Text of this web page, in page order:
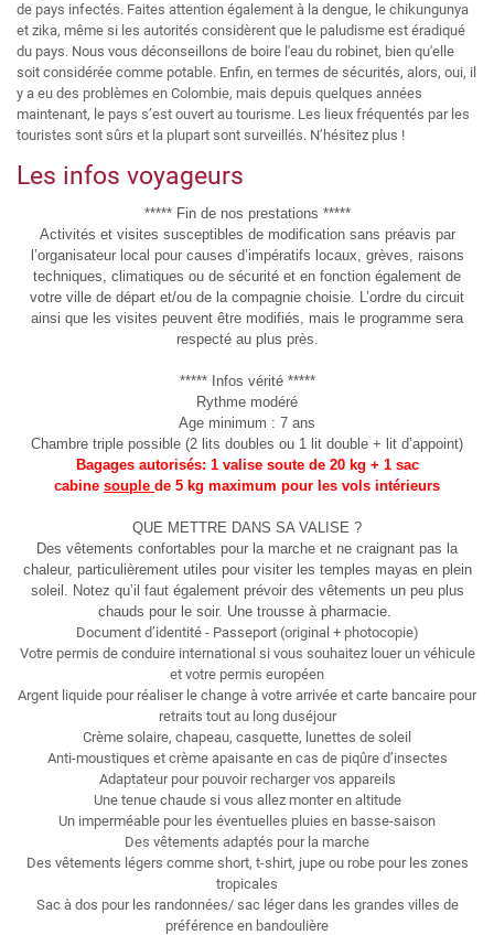
de pays infectés. Faites attention également à la dengue, le chikungunya
et zika, même si les autorités considèrent que le paludisme est éradiqué
du pays. Nous vous déconseillons de boire l'eau du robinet, bien qu'elle
soit considérée comme potable. Enfin, en termes de sécurités, alors, oui, il
y a eu des problèmes en Colombie, mais depuis quelques années
maintenant, le pays s’est ouvert au tourisme. Les lieux fréquentés par les
touristes sont sûrs et la plupart sont surveillés. N’hésitez plus !
Les infos voyageurs
***** Fin de nos prestations *****
Activités et visites susceptibles de modification sans préavis par
l’organisateur local pour causes d’impératifs locaux, grèves, raisons
techniques, climatiques ou de sécurité et en fonction également de
votre ville de départ et/ou de la compagnie choisie. L’ordre du circuit
ainsi que les visites peuvent être modifiés, mais le programme sera
respecté au plus près.
***** Infos vérité *****
Rythme modéré
Age minimum : 7 ans
Chambre triple possible (2 lits doubles ou 1 lit double + lit d’appoint)
Bagages autorisés: 1 valise soute de 20 kg + 1 sac
cabine souple de 5 kg maximum pour les vols intérieurs
QUE METTRE DANS SA VALISE ?
Des vêtements confortables pour la marche et ne craignant pas la
chaleur, particulièrement utiles pour visiter les temples mayas en plein
soleil. Notez qu’il faut également prévoir des vêtements un peu plus
chauds pour le soir. Une trousse à pharmacie.
Document d’identité - Passeport (original + photocopie)
Votre permis de conduire international si vous souhaitez louer un véhicule
et votre permis européen
Argent liquide pour réaliser le change à votre arrivée et carte bancaire pour
retraits tout au long duséjour
Crème solaire, chapeau, casquette, lunettes de soleil
Anti-moustiques et crème apaisante en cas de piqûre d’insectes
Adaptateur pour pouvoir recharger vos appareils
Une tenue chaude si vous allez monter en altitude
Un imperméable pour les éventuelles pluies en basse-saison
Des vêtements adaptés pour la marche
Des vêtements légers comme short, t-shirt, jupe ou robe pour les zones
tropicales
Sac à dos pour les randonnées/ sac léger dans les grandes villes de
préférence en bandoulière